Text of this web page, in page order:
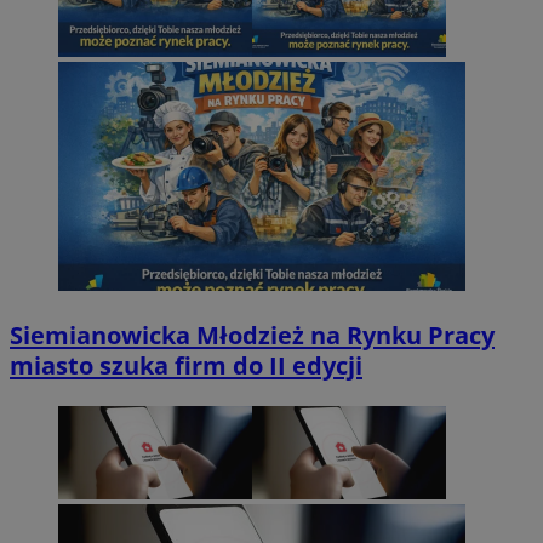
Siemianowicka Młodzież na Rynku Pracy
miasto szuka firm do II edycji